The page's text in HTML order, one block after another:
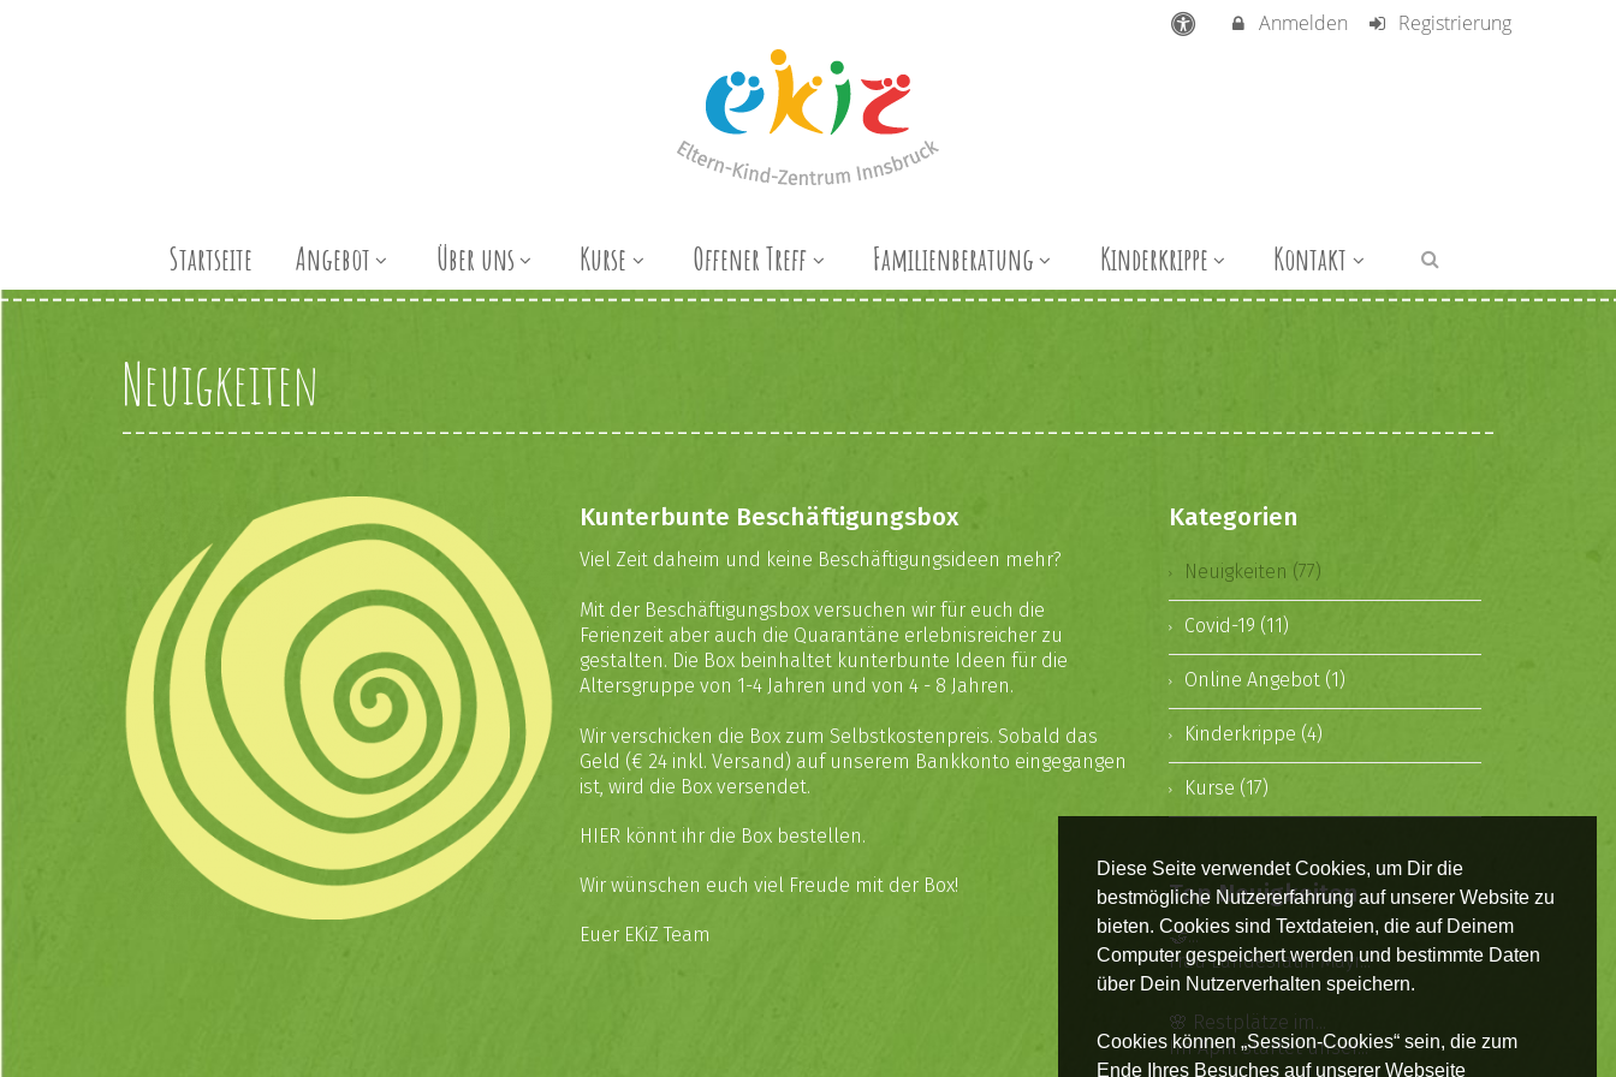
Diese Seite verwendet Cookies, um Dir die
bestmögliche Nutzererfahrung auf unserer Website zu
bieten. Cookies sind Textdateien, die auf Deinem
Computer gespeichert werden und bestimmte Daten
über Dein Nutzerverhalten speichern.
Cookies können „Session-Cookies“ sein, die zum
Ende Ihres Besuches auf unserer Webseite
Anmelden Registrierung
Startseite Angebot Über uns Kurse Offener Treff Familienberatung Kinderkrippe Kontakt
Neuigkeiten
Kunterbunte Beschäftigungsbox
Viel Zeit daheim und keine Beschäftigungsideen mehr?
Mit der Beschäftigungsbox versuchen wir für euch die
Ferienzeit aber auch die Quarantäne erlebnisreicher zu
gestalten. Die Box beinhaltet kunterbunte Ideen für die
Altersgruppe von 1-4 Jahren und von 4 - 8 Jahren.
Wir verschicken die Box zum Selbstkostenpreis. Sobald das
Geld (€ 24 inkl. Versand) auf unserem Bankkonto eingegangen
ist, wird die Box versendet.
HIER könnt ihr die Box bestellen.
Wir wünschen euch viel Freude mit der Box!
Euer EKiZ Team
Kategorien
Neuigkeiten (77)
Covid-19 (11)
Online Angebot (1)
Kinderkrippe (4)
Kurse (17)
Top Neuigkeiten
🤝...
Frau Landesrätin Mayr...
🌸 Restplätze im...
Im April startet unser...